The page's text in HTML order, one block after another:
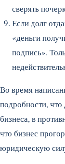
сверять
Если долг
«деньги
подпись».
Во время
подробности, что
бизнеса, в
что бизнес
юридическую